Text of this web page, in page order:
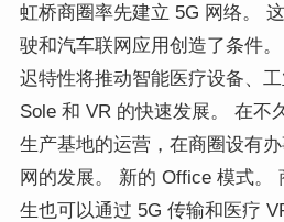
虹桥商圈率先建立 5G 网络。
驶和汽车联网应用创造了条件
迟特性将推动智能医疗设备、
Sole 和 VR 的快速发展。 在不
生产基地的运营，在商圈设有
网的发展。 新的 Office 模式。
生也可以通过 5G 传输和医疗